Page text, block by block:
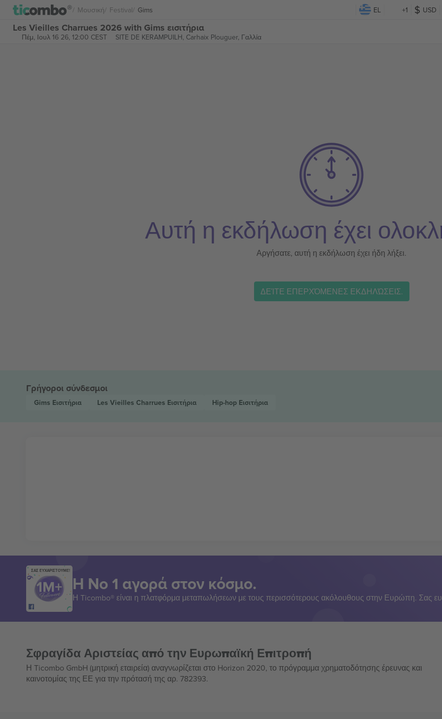
Μουσική Festival Gims EL +1 USD
Les Vieilles Charrues 2026 with Gims εισιτήρια
Πέμ, Ιουλ 16 26, 12:00 CEST SITE DE KERAMPUILH, Carhaix Plouguer, Γαλλία
Αυτή η εκδήλωση έχει
Αργήσατε, αυτή η εκδήλωση έχει ήδη λήξει.
ΔΕΊΤΕ ΕΠΕΡΧΌΜΕΝΕΣ ΕΚΔΗΛΏΣΕΙΣ.
Γρήγοροι σύνδεσμοι
Gims Εισιτήρια Les Vieilles Charrues Εισιτήρια Hip-hop Εισιτήρια
ΣΑΣ ΕΥΧΑΡΙΣΤΟΥΜΕ!
Η Νο 1 αγορά στον κόσμο.
Η Ticombo® είναι η πλατφόρμα μεταπωλήσεων με τους περισσότερους ακόλουθους στην Ευρώπη. Σας
Σφραγίδα Αριστείας από την Ευρωπαϊκή Επιτροπή
Η Ticombo GmbH (μητρική εταιρεία) αναγνωρίζεται στο Horizon 2020, το πρόγραμμα χρηματοδότησης έρευνας και
καινοτομίας της ΕΕ για την πρότασή της αρ. 782393.